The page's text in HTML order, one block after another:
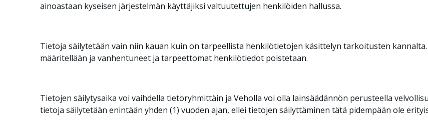
ainoastaan kyseisen järjestelmän käyttäjiksi valtuutettujen henkilöiden hallussa.
Tietoja säilytetään vain niin kauan kuin on tarpeellista henkilötietojen käsittelyn tarkoitusten
määritellään ja vanhentuneet ja tarpeettomat henkilötiedot poistetaan.
Tietojen säilytysaika voi vaihdella tietoryhmittäin ja Veholla voi olla lainsäädännön perusteella
tietoja säilytetään enintään yhden (1) vuoden ajan, ellei tietojen säilyttäminen tätä pidempään ole